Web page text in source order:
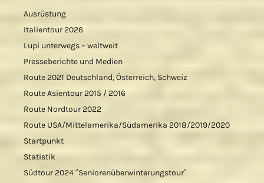
Ausrüstung
Italientour 2026
Lupi unterwegs – weltweit
Presseberichte und Medien
Route 2021 Deutschland, Österreich, Schweiz
Route Asientour 2015 / 2016
Route Nordtour 2022
Route USA/Mittelamerika/Südamerika 2018/2019/2020
Startpunkt
Statistik
Südtour 2024 “Seniorenüberwinterungstour”